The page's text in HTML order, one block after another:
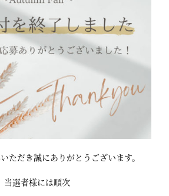
ただき誠にありがとうございます。
当選者様には順次